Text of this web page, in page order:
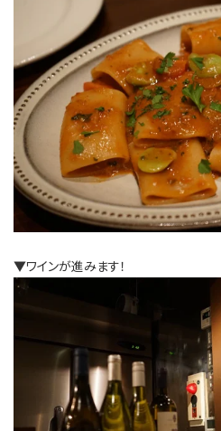
▼ワインが進みます！